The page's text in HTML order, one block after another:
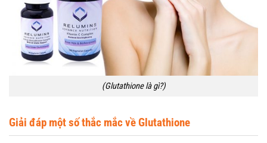
(Glutathione là gì?)
Giải đáp một số thắc mắc về Glutathione